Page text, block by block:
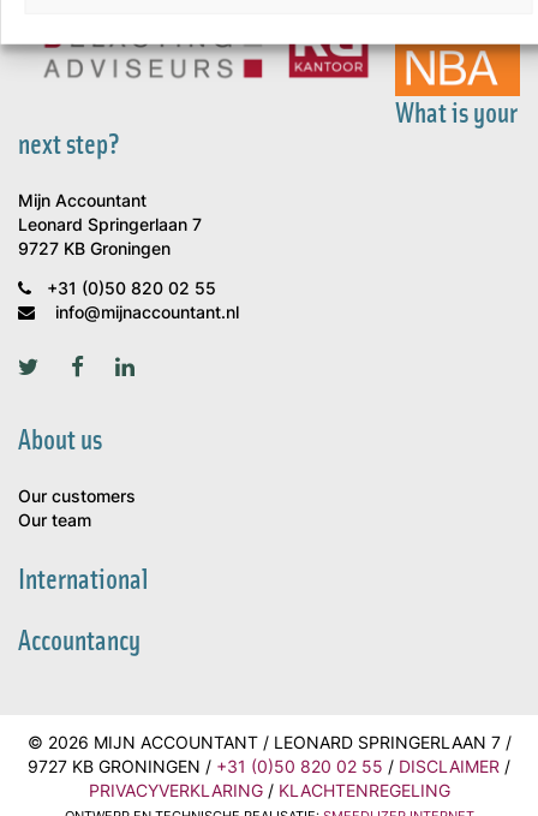
What is your
next step?
Mijn Accountant
Leonard Springerlaan 7
9727 KB Groningen
+31 (0)50 820 02 55
info@mijnaccountant.nl
About us
Our customers
Our team
International
Accountancy
© 2026 MIJN ACCOUNTANT / LEONARD SPRINGERLAAN 7 /
9727 KB GRONINGEN / +31 (0)50 820 02 55 / DISCLAIMER /
PRIVACYVERKLARING/ KLACHTENREGELING